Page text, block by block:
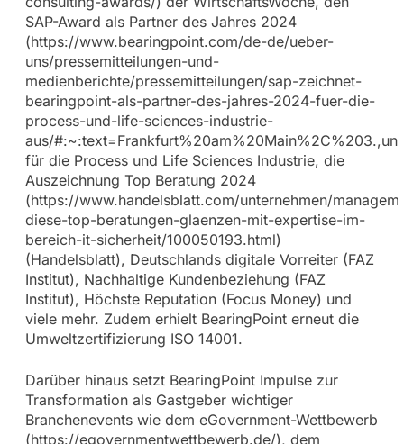
SAP-Award als Partner des Jahres 2024
(https://www.bearingpoint.com/de-de/ueber-
uns/pressemitteilungen-und-
medienberichte/pressemitteilungen/sap-zeichnet-
bearingpoint-als-partner-des-jahres-2024-fuer-die-
process-und-life-sciences-industrie-
aus/
für die Process und Life Sciences Industrie, die
Auszeichnung Top Beratung 2024
(https://www.handelsblatt.com/unternehmen/
diese-top-beratungen-glaenzen-mit-expertise-im-
bereich-it-sicherheit/100050193.html)
(Handelsblatt), Deutschlands digitale Vorreiter (FAZ
Institut), Nachhaltige Kundenbeziehung (FAZ
Institut), Höchste Reputation (Focus Money) und
viele mehr. Zudem erhielt BearingPoint erneut die
Umweltzertifizierung ISO 14001.
Darüber hinaus setzt BearingPoint Impulse zur
Transformation als Gastgeber wichtiger
Branchenevents wie dem eGovernment-Wettbewerb
(https://egovernmentwettbewerb.de/), dem